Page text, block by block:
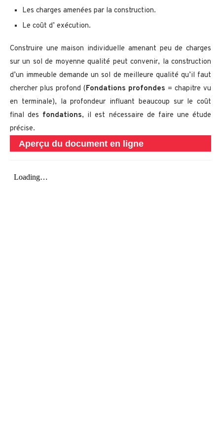
Les charges amenées par la construction.
Le coût d’ exécution.
Construire une maison individuelle amenant peu de charges
sur un sol de moyenne qualité peut convenir, la construction
d’un immeuble demande un sol de meilleure qualité qu’il faut
chercher plus profond (Fondations profondes = chapitre vu
en terminale), la profondeur influant beaucoup sur le coût
final des fondations, il est nécessaire de faire une étude
précise.
Aperçu du document en ligne